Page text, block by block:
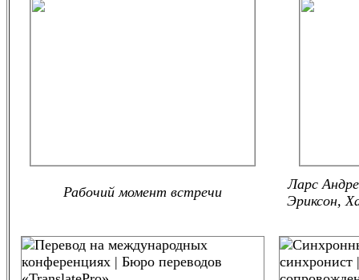
Рабочий момент встречи
Ларс
Эриксон,